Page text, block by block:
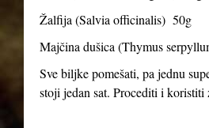
Žalfija (Salvia officinalis) 50g
Majčina dušica (Thymus
Sve biljke pomešati, pa jednu
stoji jedan sat. Procediti i